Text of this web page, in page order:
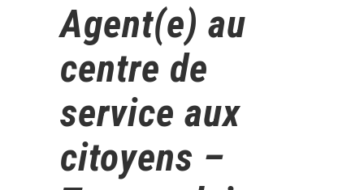
Agent(e) au
centre de
service aux
citoyens –